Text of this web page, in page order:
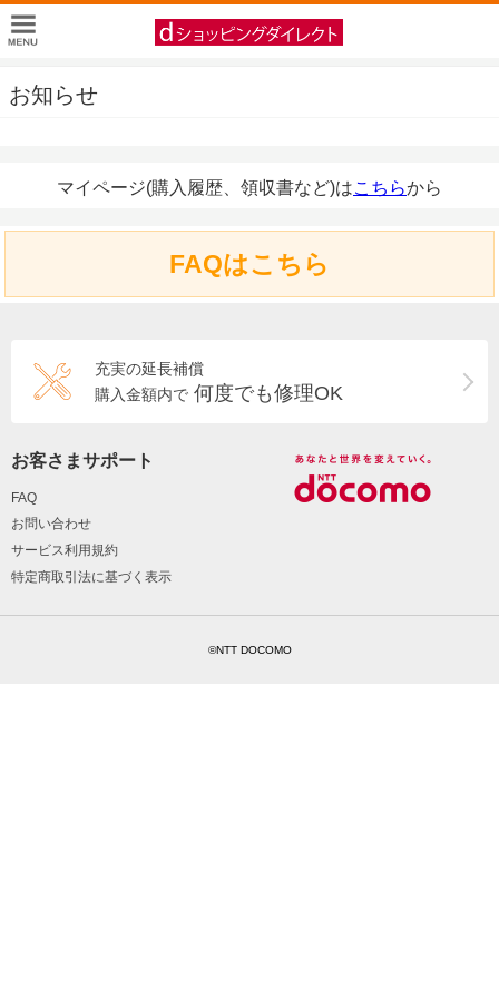
お知らせ
マイページ(購入履歴、領収書など)はこちらから
FAQはこちら
充実の延長補償
購入金額内で 何度でも修理OK
お客さまサポート
FAQ
お問い合わせ
サービス利用規約
特定商取引法に基づく表示
©NTT DOCOMO